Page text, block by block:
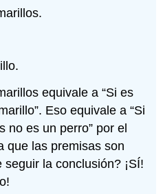
equivale a “Si es
Eso equivale a “Si
no es un perro” por el
que las premisas son
la conclusión? ¡SÍ!